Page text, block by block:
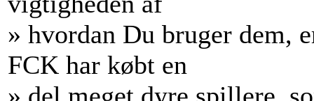
» hvordan Du bruger dem,
FCK har købt en